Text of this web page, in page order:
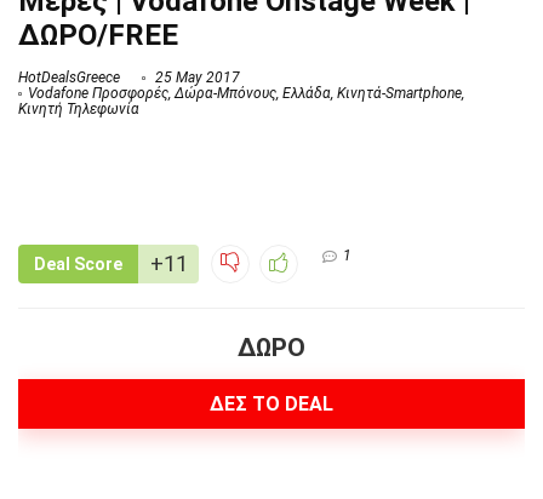
ΔΩΡΟ/FREE
HotDealsGreece
25 May 2017
Vodafone Προσφορές,Δώρα-Μπόνους, Ελλάδα, Κινητά-Smartphone,
Κινητή Τηλεφωνία
Deal Score +11 1
ΔΩΡΟ
ΔΕΣ ΤΟ DEAL